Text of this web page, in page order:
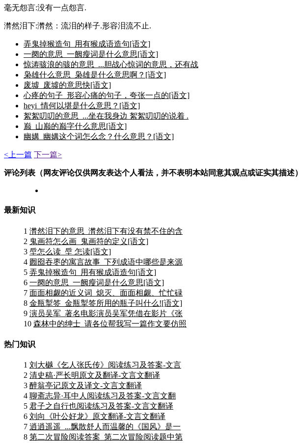
毫无怨言:没有一点怨言.
潸然泪下:潸然：流泪的样子.形容泪流不止.
弄鬼掉猴造句_用有猴成语造句[语文]
一阕的意思_一阙瘦词是什么意思[语文]
惊涛骇浪的骇的意思_...胆战心惊词的意思，还有战
枭雄什么意思_枭雄是什么意思啊？[语文]
废墟_废墟的意思快[语文]
心疼的句子_形容心痛的句子，夸张一点的[语文]
heyi_情何以堪是什么意思？[语文]
絮絮叨叨的意思_...坐在我身边 絮絮叨叨的说着 .
巅_山巅的巅字什么意思[语文]
幽媾_幽媾这个词怎么念？什么意思？[语文]
<上一篇 下一篇>
评论列表（网友评论仅供网友表达个人看法，并不表明本站同意其观点或证实其描述）
最新知识
1 潸然泪下的意思_潸然泪下有没有禁不住的含
2 鬼画符怎么画_鬼画符的定义[语文]
3 垕怎么读_垕 怎读[语文]
4 囫囵吞枣的寓言故事_下列成语中哪些是来源
5 弄鬼掉猴造句_用有猴成语造句[语文]
6 一阕的意思_一阙瘦词是什么意思[语文]
7 面面相觑的近义词_熄灭、面面相觑、忙忙碌
8 金瓶掣签_金瓶掣签所用的瓶子叫什么![语文]
9 演员吴军_著名电影演员吴军凭借在影片《张
10 森林中的绅士_请各位帮我写一篇作文要仿照
热门知识
1 刘大樾《乞人张氏传》阅读练习及答案-文言
2 清史稿·严长明原文及翻译-文言文翻译
3 醉翁亭记原文及译文-文言文翻译
4 聊斋志异·耳中人阅读练习及答案-文言文翻
5 君子之自行也阅读练习及答案-文言文翻译
6 刘向《叶公好龙》原文翻译-文言文翻译
7 逍逍遥遥_...飘散舒人而温馨的《国风》是一
8 第二次冒险阅读答案_第二次冒险阅读题中第